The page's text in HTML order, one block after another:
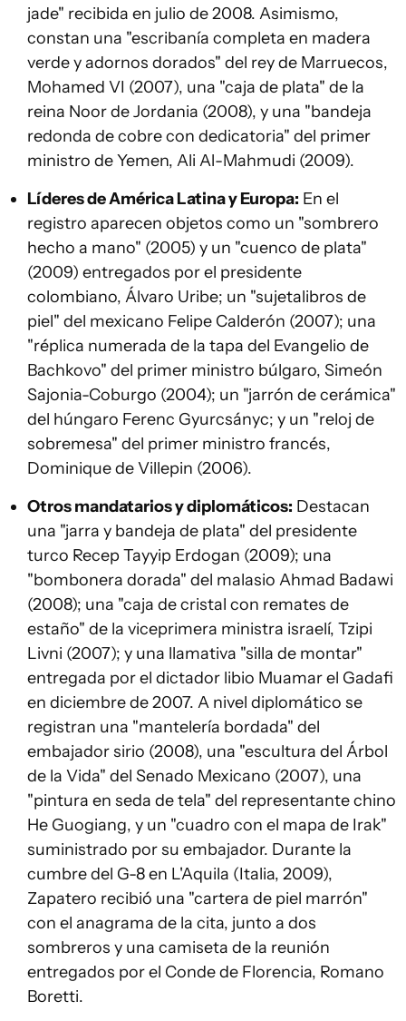
jade" recibida en julio de 2008. Asimismo,
constan una "escribanía completa en madera
verde y adornos dorados" del rey de Marruecos,
Mohamed VI (2007), una "caja de plata" de la
reina Noor de Jordania (2008), y una "bandeja
redonda de cobre con dedicatoria" del primer
ministro de Yemen, Ali Al-Mahmudi (2009).
Líderes de América Latina y Europa: En el
registro aparecen objetos como un "sombrero
hecho a mano" (2005) y un "cuenco de plata"
(2009) entregados por el presidente
colombiano, Álvaro Uribe; un "sujetalibros de
piel" del mexicano Felipe Calderón (2007); una
"réplica numerada de la tapa del Evangelio de
Bachkovo" del primer ministro búlgaro, Simeón
Sajonia-Coburgo (2004); un "jarrón de cerámica"
del húngaro Ferenc Gyurcsányc; y un "reloj de
sobremesa" del primer ministro francés,
Dominique de Villepin (2006).
Otros mandatarios y diplomáticos: Destacan
una "jarra y bandeja de plata" del presidente
turco Recep Tayyip Erdogan (2009); una
"bombonera dorada" del malasio Ahmad Badawi
(2008); una "caja de cristal con remates de
estaño" de la viceprimera ministra israelí, Tzipi
Livni (2007); y una llamativa "silla de montar"
entregada por el dictador libio Muamar el Gadafi
en diciembre de 2007. A nivel diplomático se
registran una "mantelería bordada" del
embajador sirio (2008), una "escultura del Árbol
de la Vida" del Senado Mexicano (2007), una
"pintura en seda de tela" del representante chino
He Guogiang, y un "cuadro con el mapa de Irak"
suministrado por su embajador. Durante la
cumbre del G-8 en L'Aquila (Italia, 2009),
Zapatero recibió una "cartera de piel marrón"
con el anagrama de la cita, junto a dos
sombreros y una camiseta de la reunión
entregados por el Conde de Florencia, Romano
Boretti.